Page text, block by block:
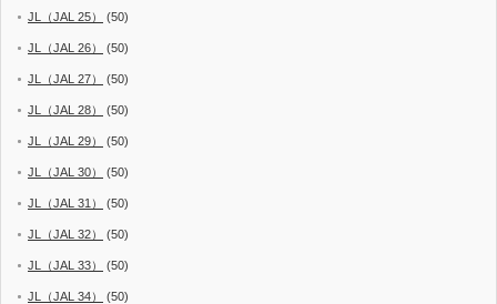
JL（JAL 25） (50)
JL（JAL 26） (50)
JL（JAL 27） (50)
JL（JAL 28） (50)
JL（JAL 29） (50)
JL（JAL 30） (50)
JL（JAL 31） (50)
JL（JAL 32） (50)
JL（JAL 33） (50)
JL（JAL 34） (50)